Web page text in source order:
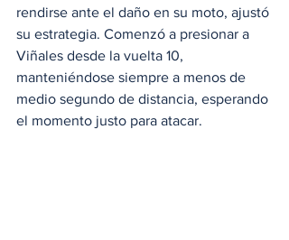
rendirse ante el daño en su moto, ajustó
su estrategia. Comenzó a presionar a
Viñales desde la vuelta 10,
manteniéndose siempre a menos de
medio segundo de distancia, esperando
el momento justo para atacar.